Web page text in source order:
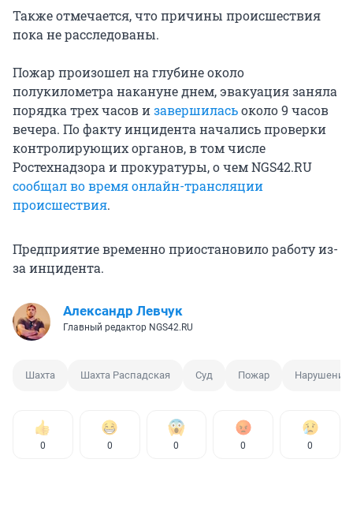
Также отмечается, что причины происшествия
пока не расследованы.
Пожар произошел на глубине около
полукилометра накануне днем, эвакуация заняла
порядка трех часов изавершиласьоколо 9 часов
вечера. По факту инцидента начались проверки
контролирующих органов, в том числе
Ростехнадзора и прокуратуры, о чем NGS42.RU
сообщал во время онлайн-трансляции
происшествия.
Предприятие временно приостановило работу из-
за инцидента.
Александр Левчук
Главный редактор NGS42.RU
Шахта Шахта Распадская Суд Пожар Нарушение
0 0 0 0 0